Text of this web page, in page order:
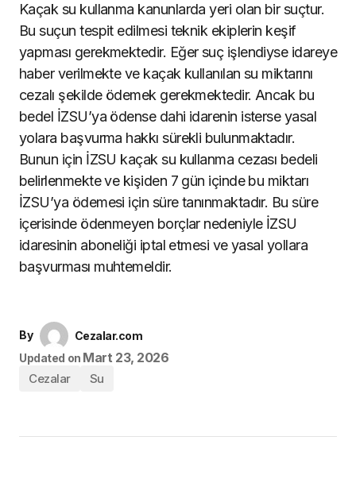
Kaçak su kullanma kanunlarda yeri olan bir suçtur.
Bu suçun tespit edilmesi teknik ekiplerin keşif
yapması gerekmektedir. Eğer suç işlendiyse idareye
haber verilmekte ve kaçak kullanılan su miktarını
cezalı şekilde ödemek gerekmektedir. Ancak bu
bedel İZSU’ya ödense dahi idarenin isterse yasal
yolara başvurma hakkı sürekli bulunmaktadır.
Bunun için İZSU kaçak su kullanma cezası bedeli
belirlenmekte ve kişiden 7 gün içinde bu miktarı
İZSU’ya ödemesi için süre tanınmaktadır. Bu süre
içerisinde ödenmeyen borçlar nedeniyle İZSU
idaresinin aboneliği iptal etmesi ve yasal yollara
başvurması muhtemeldir.
By
Cezalar.com
Updated on Mart 23, 2026
Cezalar Su